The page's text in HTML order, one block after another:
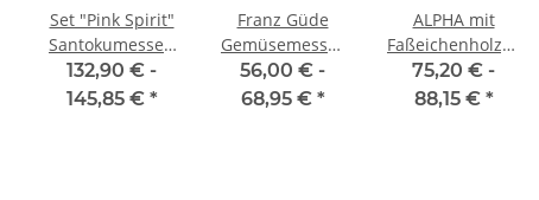
Set "Pink Spirit"
Santokumesser,
Officemesser
von F. Dick
132,90 € -
145,85 € *
Franz Güde
Gemüsemesser
9 cm
56,00 € -
68,95 € *
ALPHA mit
Gemüsemesser
75,20 € -
88,15 € *